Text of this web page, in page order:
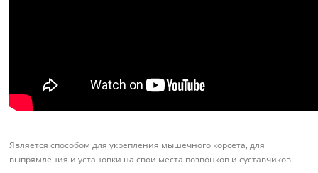
Является способом для укрепления мышечного корсета, для
выпрямления и установки на свои места позвонков и суставчиков.